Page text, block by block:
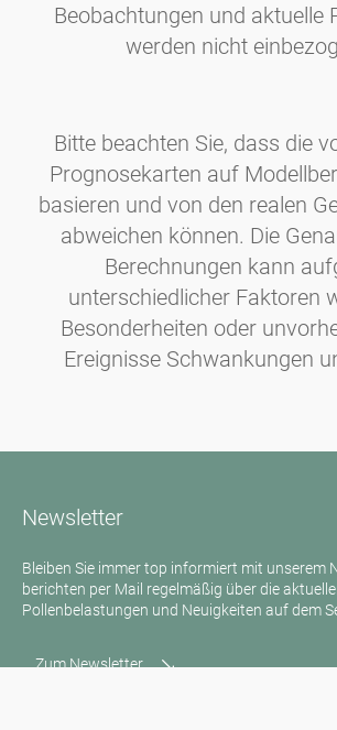
Beobachtungen und aktuelle
werden nicht
Bitte beachten Sie, dass die
Prognosekarten auf
basieren und von den realen
abweichen können. Die
Berechnungen kann
unterschiedlicher Faktoren
Besonderheiten oder
Ereignisse Schwankungen
Newsletter
Bleiben Sie immer top informiert mit unserem
berichten per Mail regelmäßig über die
Pollenbelastungen und Neuigkeiten auf dem
Zum Newsletter